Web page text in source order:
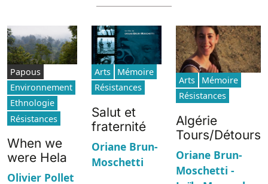
Papous
Environnement
Ethnologie
Résistances
When we
were Hela
Olivier Pollet
Arts
Mémoire
Résistances
Salut et
fraternité
Oriane Brun-
Moschetti
Arts
Mémoire
Résistances
Algérie
Tours/Détours
Oriane Brun-
Moschetti -